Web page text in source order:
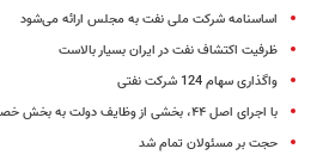
اساسنامه شرکت ملی نفت به مجلس ارائه می‌شود
ظرفیت اکتشاف نفت در ایران بسیار بالاست
واگذاری سهام 124 شرکت نفتی
با اجرای اصل ‪،۴۴‬ بخشی از وظایف دولت به بخش خصوصی واگذار می‌شود
حجت بر مسئولان تمام شد